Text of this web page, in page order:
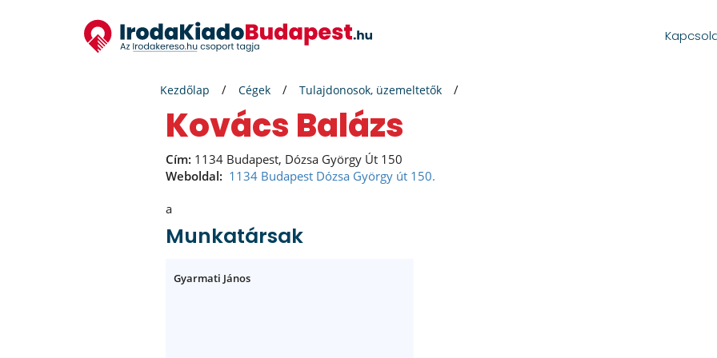
Kezdőlap Cégek Tulajdonosok, üzemeltetők
Kovács Balázs
Cím: 1134 Budapest, Dózsa György Út 150
Weboldal: 1134 Budapest Dózsa György út 150.
a
Munkatársak
Gyarmati János